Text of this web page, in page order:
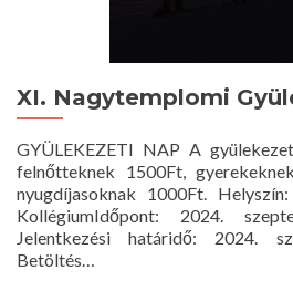
XI. Nagytemplomi
GYÜLEKEZETI NAP A
felnőtteknek 1500Ft,
nyugdíjasoknak 1000Ft.
KollégiumIdőpont: 2024.
Jelentkezési határidő: 2024.
Betöltés…